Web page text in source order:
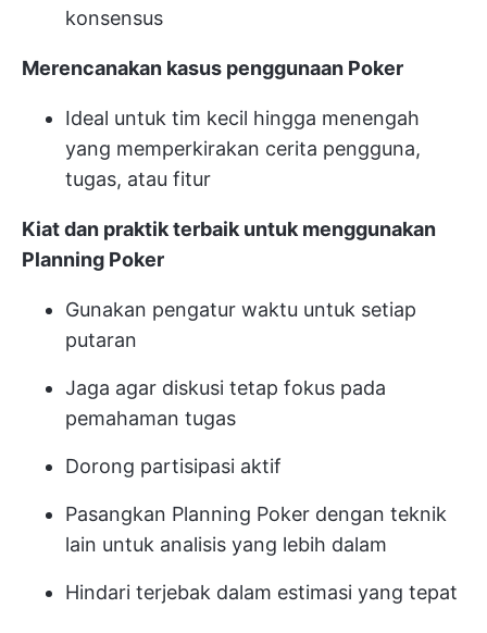
konsensus
Merencanakan kasus penggunaan Poker
Ideal untuk tim kecil hingga menengah
yang memperkirakan cerita pengguna,
tugas, atau fitur
Kiat dan praktik terbaik untuk menggunakan
Planning Poker
Gunakan pengatur waktu untuk setiap
putaran
Jaga agar diskusi tetap fokus pada
pemahaman tugas
Dorong partisipasi aktif
Pasangkan Planning Poker dengan teknik
lain untuk analisis yang lebih dalam
Hindari terjebak dalam estimasi yang tepat